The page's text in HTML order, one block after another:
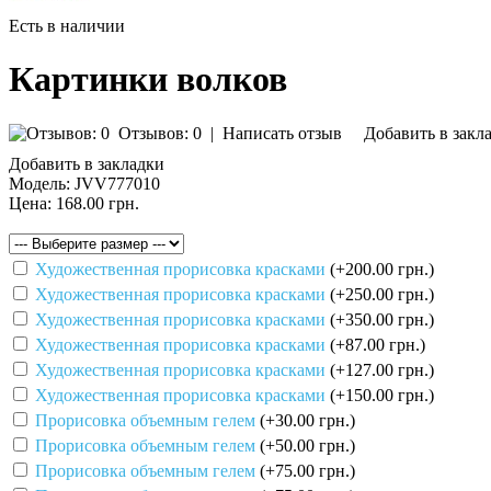
Есть в наличии
Картинки волков
Отзывов: 0 | Написать отзыв
Добавить в
Добавить в закладки
Модель: JVV777010
Цена: 168.00 грн.
Художественная прорисовка красками (+200.00 грн.)
Художественная прорисовка красками (+250.00 грн.)
Художественная прорисовка красками (+350.00 грн.)
Художественная прорисовка красками (+87.00 грн.)
Художественная прорисовка красками (+127.00 грн.)
Художественная прорисовка красками (+150.00 грн.)
Прорисовка объемным гелем (+30.00 грн.)
Прорисовка объемным гелем (+50.00 грн.)
Прорисовка объемным гелем (+75.00 грн.)